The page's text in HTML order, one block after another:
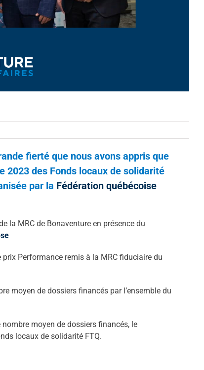
fierté que nous avons appris que
2023 des Fonds locaux de solidarité
par la Fédération québécoise
la MRC de Bonaventure en présence du
Performance remis à la MRC fiduciaire du
moyen de dossiers financés par l’ensemble du
moyen de dossiers financés, le
locaux de solidarité FTQ.